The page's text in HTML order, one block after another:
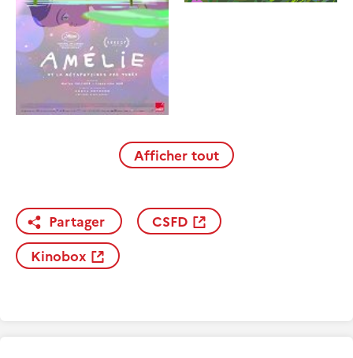
Afficher tout
Partager
CSFD
Kinobox